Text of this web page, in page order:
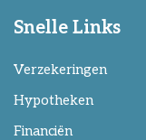
Snelle Links
Verzekeringen
Hypotheken
Financiën